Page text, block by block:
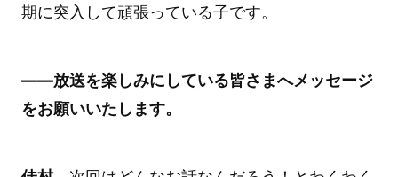
期に突入して頑張っている子です。
――放送を楽しみにしている皆さまへメッセージ
をお願いいたします。